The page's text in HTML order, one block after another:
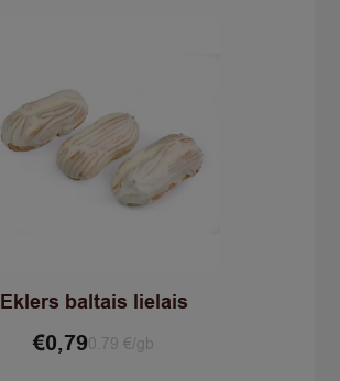
Eklers baltais lielais
€0,790.79 €/gb